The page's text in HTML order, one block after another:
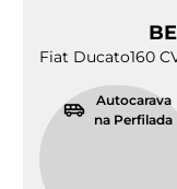
Fiat Ducato160
Autocarava
na Perfilada